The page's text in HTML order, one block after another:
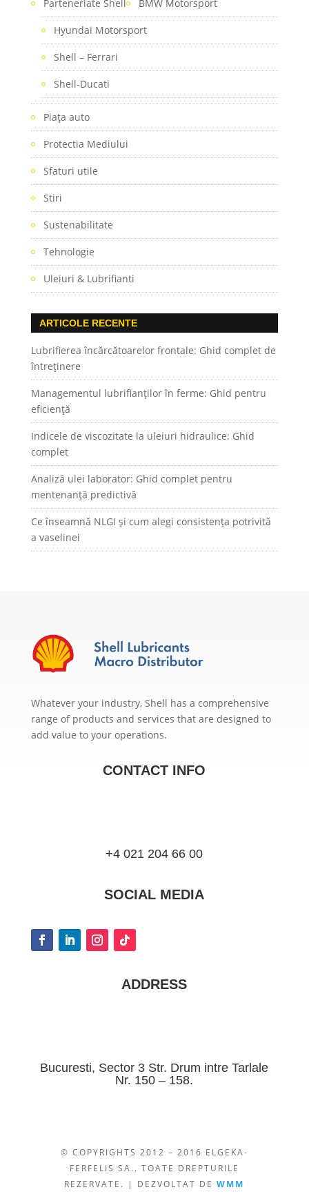
Parteneriate Shell BMW Motorsport
Hyundai Motorsport
Shell – Ferrari
Shell-Ducati
Piaţa auto
Protectia Mediului
Sfaturi utile
Stiri
Sustenabilitate
Tehnologie
Uleiuri & Lubrifianti
ARTICOLE RECENTE
Lubrifierea încărcătoarelor frontale: Ghid complet de
întreținere
Managementul lubrifianților în ferme: Ghid pentru
eficiență
Indicele de viscozitate la uleiuri hidraulice: Ghid
complet
Analiză ulei laborator: Ghid complet pentru
mentenanță predictivă
Ce înseamnă NLGI și cum alegi consistența potrivită
a vaselinei
Whatever your industry, Shell has a comprehensive
range of products and services that are designed to
add value to your operations.
CONTACT INFO
+4 021 204 66 00
SOCIAL MEDIA
ADDRESS
Bucuresti, Sector 3 Str. Drum intre Tarlale
Nr. 150 – 158.
© COPYRIGHTS 2012 – 2016 ELGEKA-
FERFELIS SA.. TOATE DREPTURILE
REZERVATE. | DEZVOLTAT DEWMM